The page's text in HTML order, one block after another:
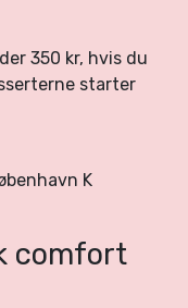
350 kr, hvis du
starter
K
comfort